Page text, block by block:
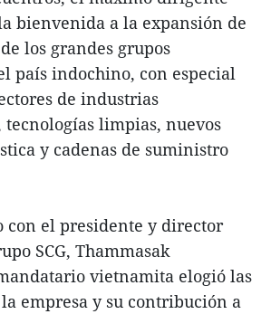
bienvenida a la expansión de
los grandes grupos
país indochino, con especial
de industrias
limpias, nuevos
y cadenas de suministro
con el presidente y director
SCG, Thammasak
vietnamita elogió las
empresa y su contribución a